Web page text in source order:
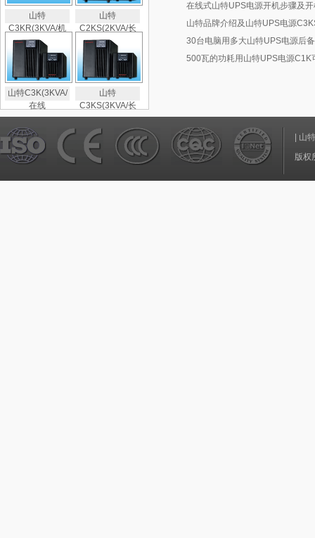
山特
C3KR(3KVA/机
山特
C2KS(2KVA/长
山特C3K(3KVA/
在线
山特
C3KS(3KVA/长
在线式山特UPS电源开机步骤及
山特品牌介绍及山特UPS电源
30台电脑用多大山特UPS电源后备
500瓦的功耗用山特UPS电源C1K
山
版权